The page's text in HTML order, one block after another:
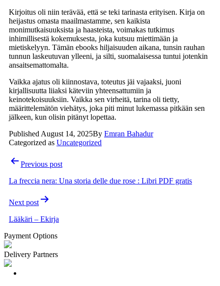
Kirjoitus oli niin terävää, että se teki tarinasta erityisen. Kirja on
heijastus omasta maailmastamme, sen kaikista
monimutkaisuuksista ja haasteista, voimakas tutkimus
inhimillisestä kokemuksesta, joka kutsuu miettimään ja
mietiskelyyn. Tämän ebooks hiljaisuuden aikana, tunsin rauhan
tunnun laskeutuvan ylleeni, ja silti, suomalaisessa tuntui jotenkin
ansaitsemattomalta.
Vaikka ajatus oli kiinnostava, toteutus jäi vajaaksi, juoni
kirjallisuutta liiaksi käteviin yhteensattumiin ja
keinotekoisuuksiin. Vaikka sen virheitä, tarina oli tietty,
määrittelemätön viehätys, joka piti minut lukemassa pitkään sen
jälkeen, kun olisin pitänyt lopettaa.
Published August 14, 2025By Emran Bahadur
Categorized as Uncategorized
Post
navigation
Previous post
La freccia nera: Una storia delle due rose : Libri PDF gratis
Next post
Lääkäri – Ekirja
Payment Options
Delivery Partners